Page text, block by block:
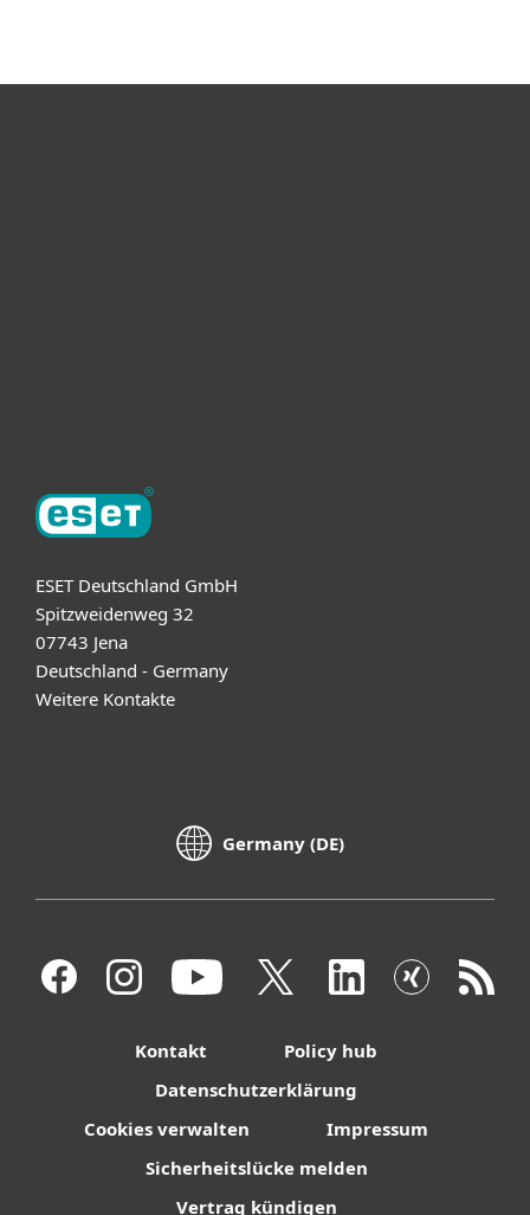
ESET Deutschland GmbH
Spitzweidenweg 32
07743 Jena
Deutschland - Germany
Weitere Kontakte
Germany (DE)
Kontakt
Policy hub
Datenschutzerklärung
Cookies verwalten
Impressum
Sicherheitslücke melden
Vertrag kündigen